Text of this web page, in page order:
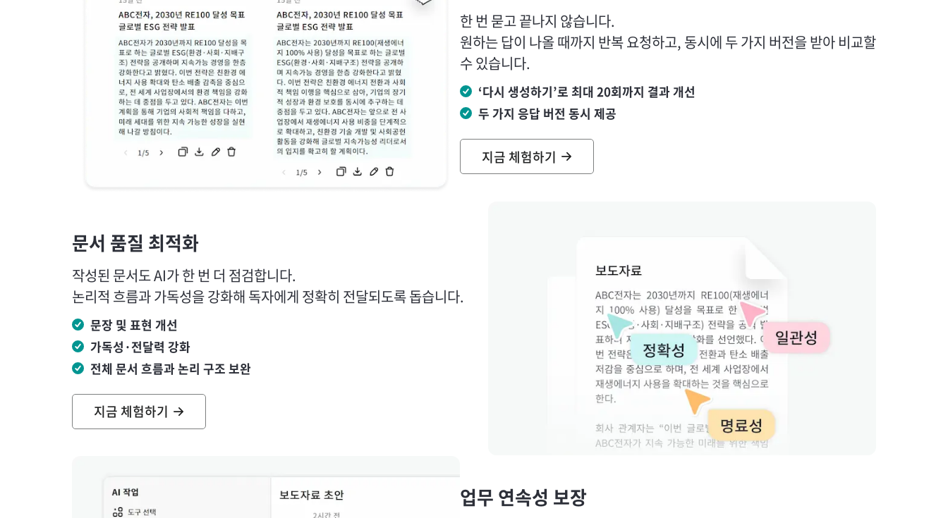
한 번 묻고 끝나지 않습니다.
원하는 답이 나올 때까지 반복 요청하고, 동시에 두 가지 버전을 받아 비교할
수 있습니다.
‘다시 생성하기’로 최대 20회까지 결과 개선
두 가지 응답 버전 동시 제공
지금 체험하기
문서 품질 최적화
작성된 문서도 AI가 한 번 더 점검합니다.
논리적 흐름과 가독성을 강화해 독자에게 정확히 전달되도록 돕습니다.
문장 및 표현 개선
가독성·전달력 강화
전체 문서 흐름과 논리 구조 보완
지금 체험하기
업무 연속성 보장